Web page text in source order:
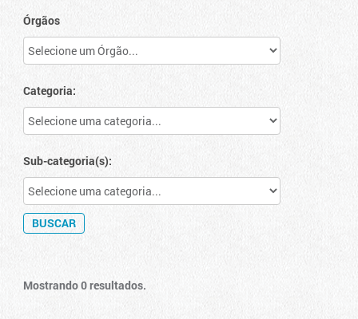
Órgãos
Categoria:
Sub-categoria(s):
Mostrando 0 resultados.